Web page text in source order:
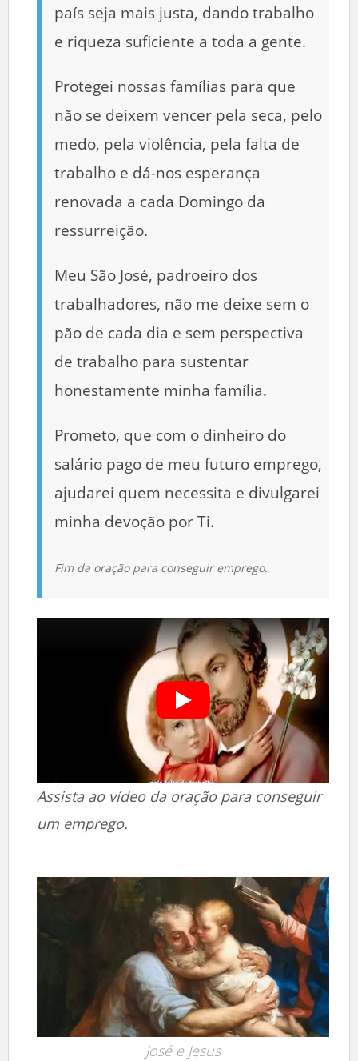
país seja mais justa, dando trabalho
e riqueza suficiente a toda a gente.
Protegei nossas famílias para que
não se deixem vencer pela seca, pelo
medo, pela violência, pela falta de
trabalho e dá-nos esperança
renovada a cada Domingo da
ressurreição.
Meu São José, padroeiro dos
trabalhadores, não me deixe sem o
pão de cada dia e sem perspectiva
de trabalho para sustentar
honestamente minha família.
Prometo, que com o dinheiro do
salário pago de meu futuro emprego,
ajudarei quem necessita e divulgarei
minha devoção por Ti.
Fim da oração para conseguir emprego.
Assista ao vídeo da oração para conseguir
um emprego.
José e Jesus